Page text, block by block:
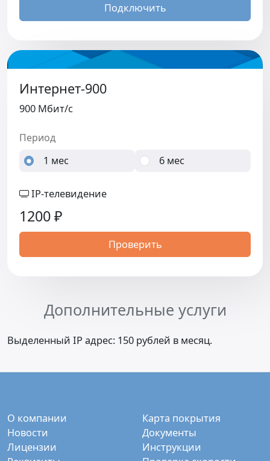
Подключить
Интернет-900
900 Мбит/c
Период
1 мес 6 мес
IP-телевидение
1200₽
Проверить
Дополнительные услуги
Выделенный IP адрес: 150 рублей в месяц.
О компании
Новости
Лицензии
Карта покрытия
Документы
Инструкции